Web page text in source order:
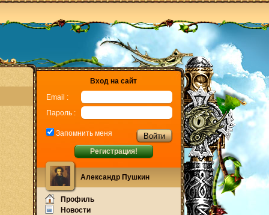
Вход на сайт
Email :
Пароль :
Запомнить меня
Регистрация!
Александр Пушкин
Профиль
Новости